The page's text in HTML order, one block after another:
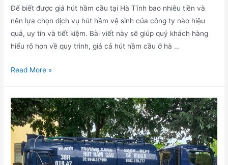
Để biết được giá hút hầm cầu tại Hà Tĩnh bao nhiêu tiền và
nên lựa chọn dịch vụ hút hầm vệ sinh của công ty nào hiệu
quả, uy tín và tiết kiệm. Bài viết này sẽ giúp quý khách hàng
hiểu rõ hơn về quy trình, giá cả hút hầm cầu ở hà …
Bảng
hầm
cầu
tại
Hà
Tĩnh
Read More »